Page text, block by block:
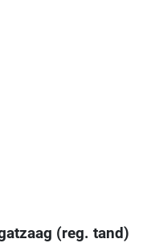
(reg. tand)